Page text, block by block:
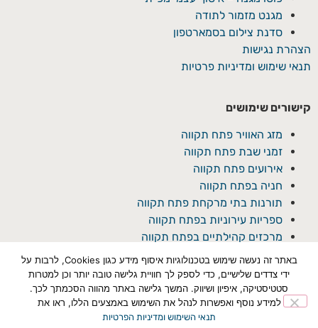
מגנט מזמור לתודה
סדנת צילום בסמארטפון
הצהרת נגישות
תנאי שימוש ומדיניות פרטיות
קישורים שימושים
מזג האוויר פתח תקווה
זמני שבת פתח תקווה
אירועים פתח תקווה
חניה בפתח תקווה
תורנות בתי מרקחת פתח תקווה
ספריות עירוניות בפתח תקווה
מרכזים קהילתיים בפתח תקווה
באתר זה נעשה שימוש בטכנולוגיות איסוף מידע כגון Cookies, לרבות על
ידי צדדים שלישיים, כדי לספק לך חוויית גלישה טובה יותר וכן למטרות
סטטיסטיקה, איפיון ושיווק. המשך גלישה באתר מהווה הסכמתך לכך.
למידע נוסף ואפשרות לנהל את השימוש באמצעים הללו, ראו את
תנאי השימוש ומדיניות הפרטיות